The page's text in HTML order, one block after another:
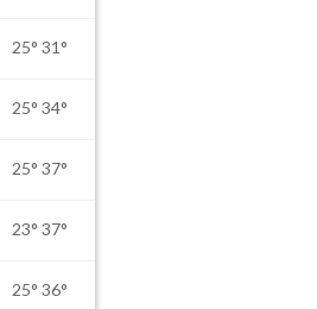
25° 31°
25° 34°
25° 37°
23° 37°
25° 36°